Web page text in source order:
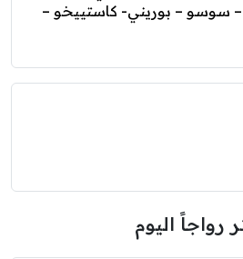
– سوسو – بوريني- كاستييخو –
رواجاً اليوم